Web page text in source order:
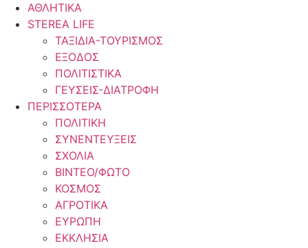
ΑΘΛΗΤΙΚΑ
STEREA LIFE
ΤΑΞΙΔΙΑ-ΤΟΥΡΙΣΜΟΣ
ΕΞΟΔΟΣ
ΠΟΛΙΤΙΣΤΙΚΑ
ΓΕΥΣΕΙΣ-ΔΙΑΤΡΟΦΗ
ΠΕΡΙΣΣΟΤΕΡΑ
ΠΟΛΙΤΙΚΗ
ΣΥΝΕΝΤΕΥΞΕΙΣ
ΣΧΟΛΙΑ
ΒΙΝΤΕΟ/ΦΩΤΟ
ΚΟΣΜΟΣ
ΑΓΡΟΤΙΚΑ
ΕΥΡΩΠΗ
ΕΚΚΛΗΣΙΑ